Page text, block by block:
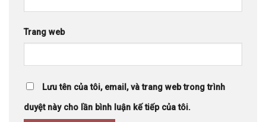
Trang web
Lưu tên của tôi, email, và trang web trong trình
duyệt này cho lần bình luận kế tiếp của tôi.